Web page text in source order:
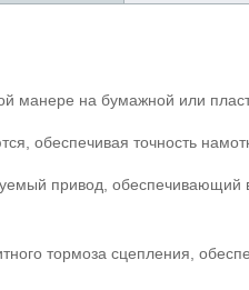
манере на бумажной или
обеспечивая точность
привод, обеспечивающий
тормоза сцепления,